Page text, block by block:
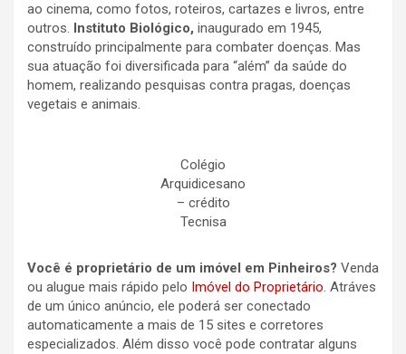
ao cinema, como fotos, roteiros, cartazes e livros, entre
outros. Instituto Biológico, inaugurado em 1945,
construído principalmente para combater doenças. Mas
sua atuação foi diversificada para “além” da saúde do
homem, realizando pesquisas contra pragas, doenças
vegetais e animais.
Colégio
Arquidicesano
– crédito
Tecnisa
Você é proprietário de um imóvel em Pinheiros? Venda
ou alugue mais rápido pelo Imóvel do Proprietário. Atráves
de um único anúncio, ele poderá ser conectado
automaticamente a mais de 15 sites e corretores
especializados. Além disso você pode contratar alguns